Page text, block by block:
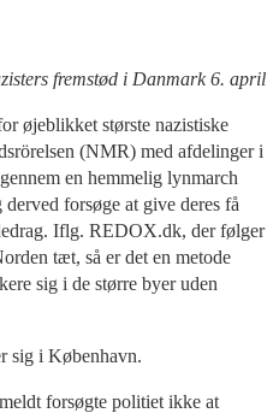
fremstød i Danmark 6. april
øjeblikket største nazistiske
(NMR) med afdelinger i
en hemmelig lynmarch
forsøge at give deres få
Iflg. REDOX.dk, der følger
tæt, så er det en metode
sig i de større byer uden
sig i København.
forsøgte politiet ikke at